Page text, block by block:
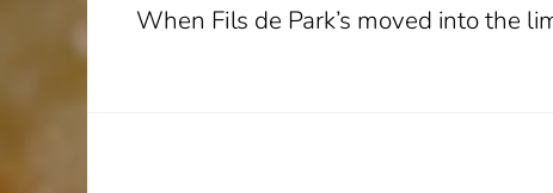
When Fils de Park’s moved into the